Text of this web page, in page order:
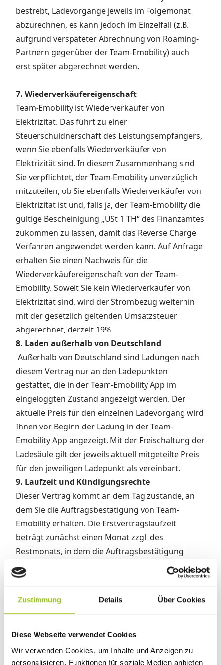
Zustimmung Details Über Cookies
Diese Webseite verwendet Cookies
Wir verwenden Cookies, um Inhalte und Anzeigen zu
personalisieren, Funktionen für soziale Medien anbieten
bestrebt, Ladevorgänge jeweils im Folgemonat
abzurechnen, es kann jedoch im Einzelfall (z.B.
aufgrund verspäteter Abrechnung von Roaming-
Partnern gegenüber der Team-Emobility) auch
erst später abgerechnet werden.
7. Wiederverkäufereigenschaft
Team-Emobility ist Wiederverkäufer von
Elektrizität. Das führt zu einer
Steuerschuldnerschaft des Leistungsempfängers,
wenn Sie ebenfalls Wiederverkäufer von
Elektrizität sind. In diesem Zusammenhang sind
Sie verpflichtet, der Team-Emobility unverzüglich
mitzuteilen, ob Sie ebenfalls Wiederverkäufer von
Elektrizität ist und, falls ja, der Team-Emobility die
gültige Bescheinigung „USt 1 TH“ des Finanzamtes
zukommen zu lassen, damit das Reverse Charge
Verfahren angewendet werden kann. Auf Anfrage
erhalten Sie einen Nachweis für die
Wiederverkäufereigenschaft von der Team-
Emobility. Soweit Sie kein Wiederverkäufer von
Elektrizität sind, wird der Strombezug weiterhin
mit der gesetzlich geltenden Umsatzsteuer
abgerechnet, derzeit 19%.
8. Laden außerhalb von Deutschland
Außerhalb von Deutschland sind Ladungen nach
diesem Vertrag nur an den Ladepunkten
gestattet, die in der Team-Emobility App im
eingeloggten Zustand angezeigt werden. Der
aktuelle Preis für den einzelnen Ladevorgang wird
Ihnen vor Beginn der Ladung in der Team-
Emobility App angezeigt. Mit der Freischaltung der
Ladesäule gilt der jeweils aktuell mitgeteilte Preis
für den jeweiligen Ladepunkt als vereinbart.
9. Laufzeit und Kündigungsrechte
Dieser Vertrag kommt an dem Tag zustande, an
dem Sie die Auftragsbestätigung von Team-
Emobility erhalten. Die Erstvertragslaufzeit
beträgt zunächst einen Monat zzgl. des
Restmonats, in dem die Auftragsbestätigung
erfolgte. Der Vertrag verlängert sich nach Ablauf
der jeweiligen Vertragslaufzeit um einen weiteren
Monat, sofern er nicht zum Ende der jeweiligen
Vertragslaufzeit durch eine Vertragspartei mit
Monatsende in Textform (z.B. per Brief oder E-
Mail) gekündigt wird. Das Recht zur
außerordentlichen Kündigung bleibt unberührt.